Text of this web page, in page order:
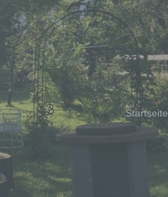
Startseite